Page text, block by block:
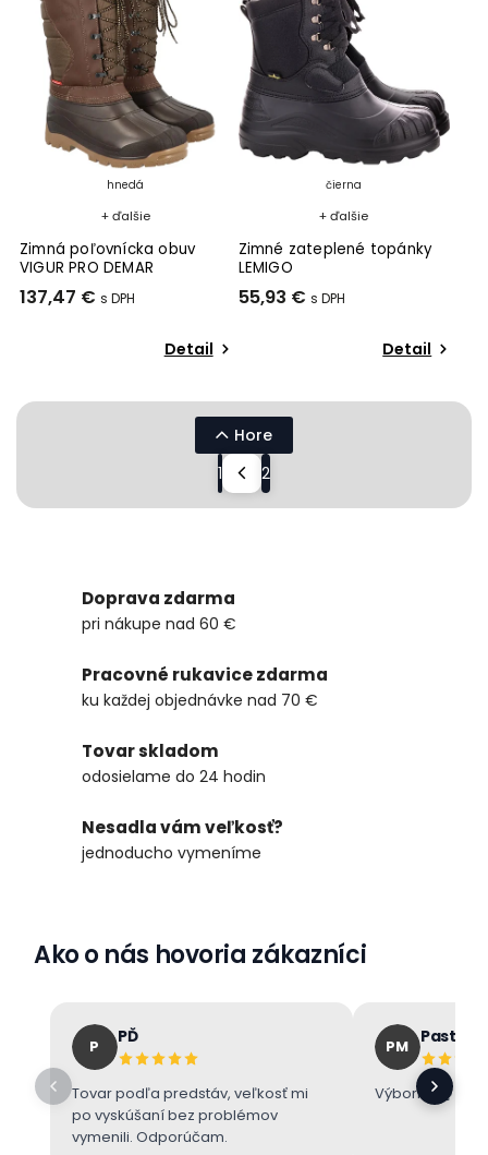
hnedá
+ ďalšie
Zimná poľovnícka obuv
VIGUR PRO DEMAR
137,47 €
Detail
čierna
+ ďalšie
Zimné zateplené topánky
LEMIGO
55,93 €
Detail
1 2
Hore
Doprava zdarma
pri nákupe nad 60 €
Pracovné rukavice zdarma
ku každej objednávke nad 70 €
Tovar skladom
odosielame do 24 hodin
Nesadla vám veľkosť?
jednoducho vymeníme
Ako o nás hovoria zákazníci
P PĎ
Tovar podľa predstáv, veľkosť mi
po vyskúšaní bez problémov
vymenili. Odporúčam.
PM
Výborne 👌